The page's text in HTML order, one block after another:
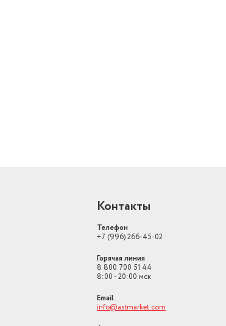
Контакты
Телефон
+7 (996) 266-45-02
Горячая линия
8 800 700 51 44
8:00 - 20:00 мск
Email
info@astmarket.com